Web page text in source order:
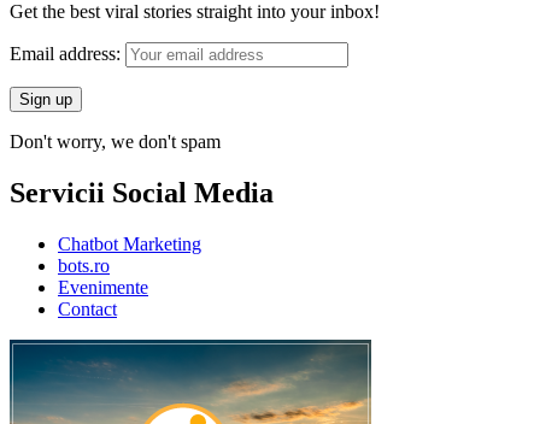
Get the best viral stories straight into your inbox!
Email address:
Don't worry, we don't spam
Servicii Social Media
Chatbot Marketing
bots.ro
Evenimente
Contact